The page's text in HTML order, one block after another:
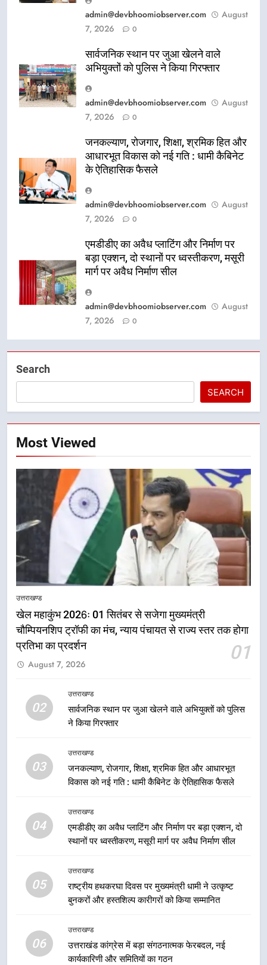
admin@devbhoomiobserver.com
August
7, 2026
0
सार्वजनिक स्थान पर जुआ खेलने वाले
अभियुक्तों को पुलिस ने किया गिरफ्तार
admin@devbhoomiobserver.com
August
7, 2026
0
जनकल्याण, रोजगार, शिक्षा, श्रमिक हित और
आधारभूत विकास को नई गति : धामी कैबिनेट
के ऐतिहासिक फैसले
admin@devbhoomiobserver.com
August
7, 2026
0
एमडीडीए का अवैध प्लाटिंग और निर्माण पर
बड़ा एक्शन, दो स्थानों पर ध्वस्तीकरण, मसूरी
मार्ग पर अवैध निर्माण सील
admin@devbhoomiobserver.com
August
7, 2026
0
Search
SEARCH
Most Viewed
उत्तराखण्ड
खेल महाकुंभ 2026ः 01 सितंबर से सजेगा मुख्यमंत्री
चौम्पियनशिप ट्रॉफी का मंच, न्याय पंचायत से राज्य स्तर तक होगा
प्रतिभा का प्रदर्शन
01
August 7, 2026
02
उत्तराखण्ड
सार्वजनिक स्थान पर जुआ खेलने वाले अभियुक्तों को पुलिस
ने किया गिरफ्तार
03
उत्तराखण्ड
जनकल्याण, रोजगार, शिक्षा, श्रमिक हित और आधारभूत
विकास को नई गति : धामी कैबिनेट के ऐतिहासिक फैसले
04
उत्तराखण्ड
एमडीडीए का अवैध प्लाटिंग और निर्माण पर बड़ा एक्शन, दो
स्थानों पर ध्वस्तीकरण, मसूरी मार्ग पर अवैध निर्माण सील
05
उत्तराखण्ड
राष्ट्रीय हथकरघा दिवस पर मुख्यमंत्री धामी ने उत्कृष्ट
बुनकरों और हस्तशिल्प कारीगरों को किया सम्मानित
06
उत्तराखण्ड
उत्तराखंड कांग्रेस में बड़ा संगठनात्मक फेरबदल, नई
कार्यकारिणी और समितियों का गठन
5
का गठन
उत्तराखण्ड
मुख्यमंत्री धामी बोले- युवाओं को रोजगार
देना सरकार की सर्वोच्च प्राथमिकता, आने
8
दिल्ली-देहरादून आर्थिक कॉरिडोर से जुड़ी
गुणवत्तापूर्ण निर्माण सुनिश्चित करने के
निर्देश, सुरक्षा मानकों से कोई समझौता